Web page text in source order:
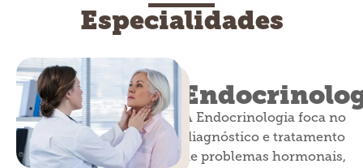
Especialidades
A Endocrinologia foca no
diagnóstico e tratamento
de problemas hormonais,